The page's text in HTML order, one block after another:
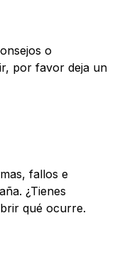
o
por favor deja un
fallos e
¿Tienes
qué ocurre.